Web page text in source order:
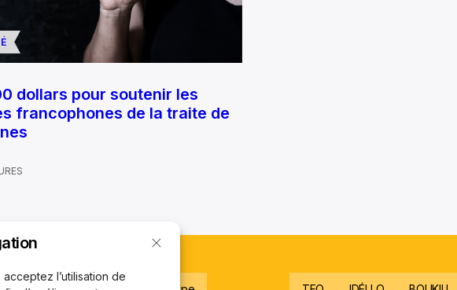
l’utilisation de
dollars pour soutenir les
francophones de la traite de